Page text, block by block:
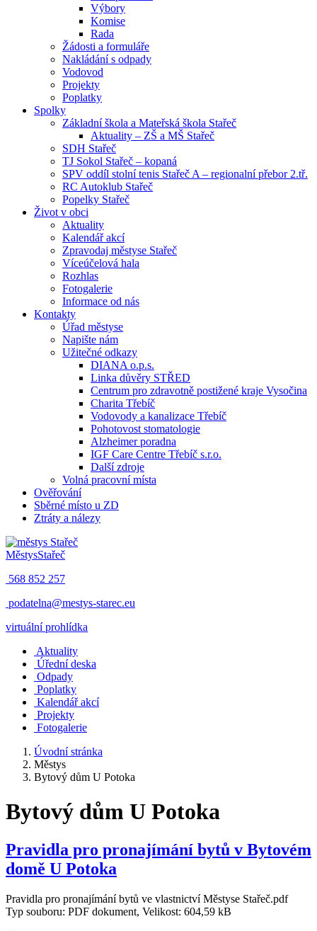
Výbory
Komise
Rada
Žádosti a formuláře
Nakládání s odpady
Vodovod
Projekty
Poplatky
Spolky
Základní škola a Mateřská škola Stařeč
Aktuality – ZŠ a MŠ Stařeč
SDH Stařeč
TJ Sokol Stařeč – kopaná
SPV oddíl stolní tenis Stařeč A – regionalní přebor 2.tř.
RC Autoklub Stařeč
Popelky Stařeč
Život v obci
Aktuality
Kalendář akcí
Zpravodaj městyse Stařeč
Víceúčelová hala
Rozhlas
Fotogalerie
Informace od nás
Kontakty
Úřad městyse
Napište nám
Užitečné odkazy
DIANA o.p.s.
Linka důvěry STŘED
Centrum pro zdravotně postižené kraje Vysočina
Charita Třebíč
Vodovody a kanalizace Třebíč
Pohotovost stomatologie
Alzheimer poradna
IGF Care Centre Třebíč s.r.o.
Další zdroje
Volná pracovní místa
Ověřování
Sběrné místo u ZD
Ztráty a nálezy
MěstysStařeč
568 852 257
podatelna@mestys-starec.eu
virtuální prohlídka
Aktuality
Úřední deska
Odpady
Poplatky
Kalendář akcí
Projekty
Fotogalerie
Úvodní stránka
Městys
Bytový dům U Potoka
Bytový dům U Potoka
Pravidla pro pronajímání bytů v Bytovém
domě U Potoka
Pravidla pro pronajímání bytů ve vlastnictví Městyse Stařeč.pdf
Typ souboru: PDF dokument, Velikost: 604,59 kB